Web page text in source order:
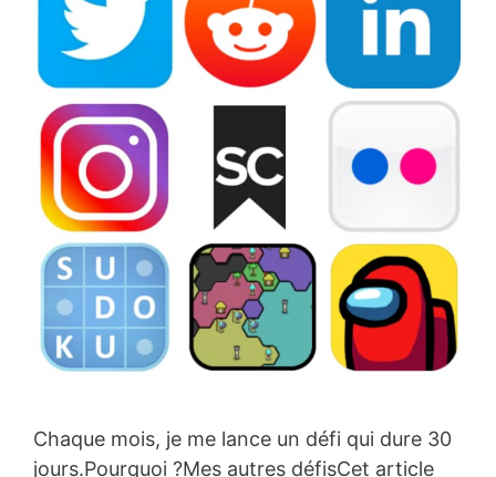
Chaque mois, je me lance un défi qui dure 30
jours.Pourquoi ?Mes autres défisCet article